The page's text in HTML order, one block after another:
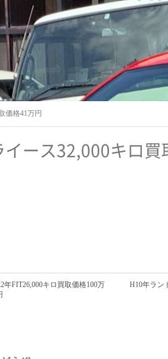
価格41万円
イース32,000キロ買
年FIT26,000キロ買取価格100万
H10年ラン